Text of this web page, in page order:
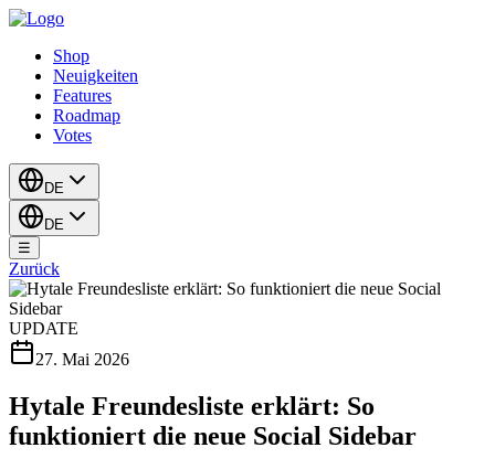
Shop
Neuigkeiten
Features
Roadmap
Votes
DE
DE
☰
Zurück
UPDATE
27. Mai 2026
Hytale Freundesliste erklärt: So
funktioniert die neue Social Sidebar